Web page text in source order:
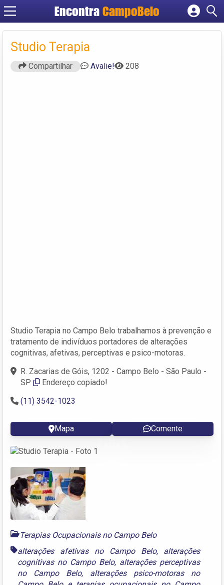
EncontraCampoBelo
Cadastrar empresa
Studio Terapia
Compartilhar Avalie! 208
Studio Terapia no Campo Belo trabalhamos à prevenção e
tratamento de indivíduos portadores de alterações
cognitivas, afetivas, perceptivas e psico-motoras.
R. Zacarias de Góis, 1202 - Campo Belo - São Paulo -
SP
Endereço copiado!
(11) 3542-1023
Mapa Comente
Terapias Ocupacionais no Campo Belo
alterações afetivas no Campo Belo, alterações
cognitivas no Campo Belo, alterações perceptivas
no Campo Belo, alterações psico-motoras no